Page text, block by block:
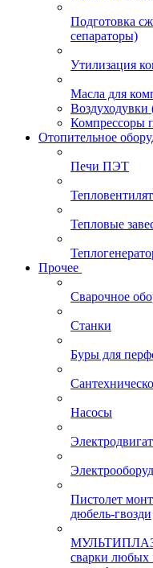
Подготовка
сепараторы)
Утилизация
Масла для
Воздуходувки
Компрессоры
Отопительное
Печи ПЭТ
Тепловые
Прочее
Сварочное
Станки
Буры для
Насосы
Пистолет
дюбель-гвозди
МУЛЬТИПЛАЗ -
сварки любых